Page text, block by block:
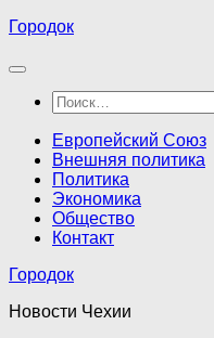
Перейти
содержимому
Городок
Найти:
Европейский Союз
Внешняя политика
Политика
Экономика
Общество
Контакт
Городок
Новости Чехии